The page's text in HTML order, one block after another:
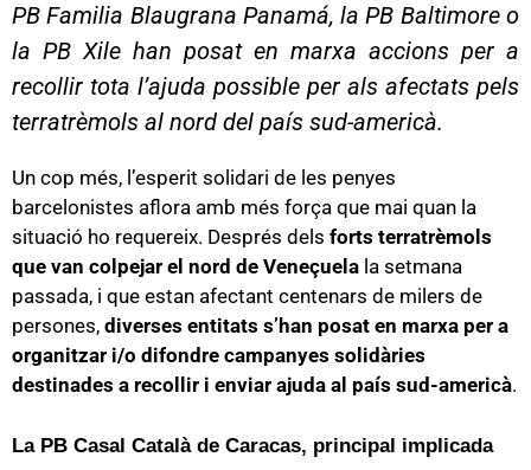
PB Familia Blaugrana Panamá, la PB Baltimore o
la PB Xile han posat en marxa accions per a
recollir tota l’ajuda possible per als afectats pels
terratrèmols al nord del país sud-americà.
Un cop més, l’esperit solidari de les penyes
barcelonistes aflora amb més força que mai quan la
situació ho requereix. Després dels forts terratrèmols
que van colpejar el nord de Veneçuela la setmana
passada, i que estan afectant centenars de milers de
persones, diverses entitats s’han posat en marxa per a
organitzar i/o difondre campanyes solidàries
destinades a recollir i enviar ajuda al país sud-americà.
La PB Casal Català de Caracas, principal implicada